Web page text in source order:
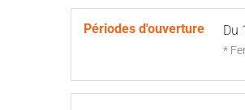
Périodes d'ouverture Du
*